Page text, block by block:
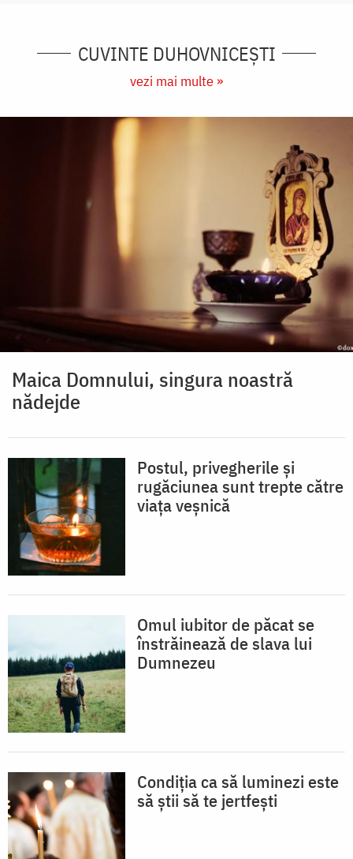
CUVINTE DUHOVNICEȘTI
vezi mai multe »
Maica Domnului, singura noastră
nădejde
Postul, privegherile și
rugăciunea sunt trepte către
viața veșnică
Omul iubitor de păcat se
înstrăinează de slava lui
Dumnezeu
Condiția ca să luminezi este
să știi să te jertfești